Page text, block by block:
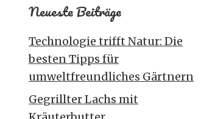
Neueste Beiträge
Technologie trifft Natur: Die
besten Tipps für
umweltfreundliches Gärtnern
Gegrillter Lachs mit